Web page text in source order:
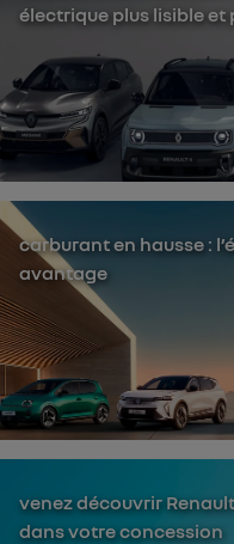
électrique plus lisible et
carburant en hausse :
avantage
venez découvrir
dans votre concession